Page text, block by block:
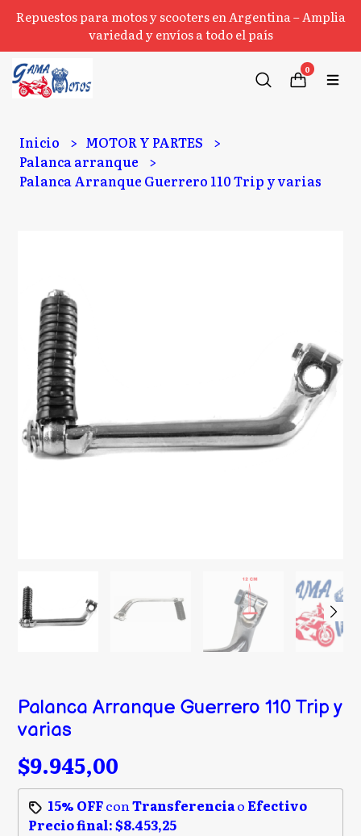
Repuestos para motos y scooters en Argentina – Amplia
variedad y envíos a todo el país
0
Inicio
MOTOR Y PARTES
Palanca arranque
Palanca Arranque Guerrero 110 Trip y varias
Palanca Arranque Guerrero 110 Trip y
varias
$9.945,00
15% OFFconTransferenciao Efectivo
Precio final:$8.453,25